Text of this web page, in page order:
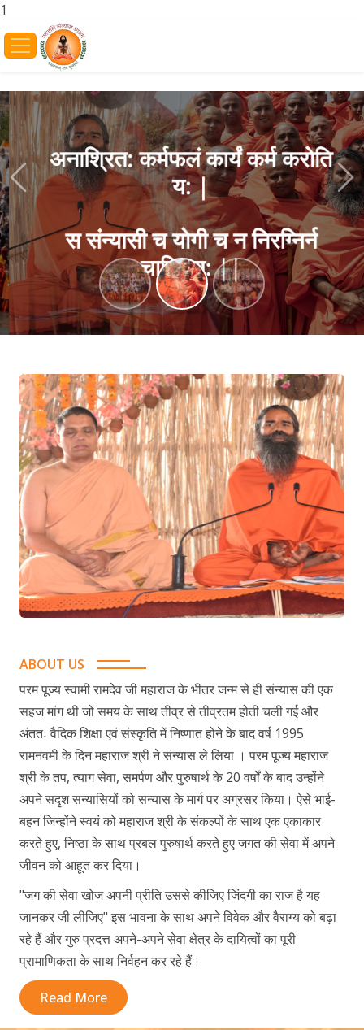
1
अनाश्रित: कर्मफलं कार्यं कर्म करोति
य: |
स संन्यासी च योगी च न निरग्निर्न
चाक्रिय: ||
Previous
ABOUT US
परम पूज्य स्वामी रामदेव जी महाराज के भीतर जन्म से ही संन्यास की एक
सहज मांग थी जो समय के साथ तीव्र से तीव्रतम होती चली गई और
अंततः वैदिक शिक्षा एवं संस्कृति में निष्णात होने के बाद वर्ष 1995
रामनवमी के दिन महाराज श्री ने संन्यास ले लिया । परम पूज्य महाराज
श्री के तप, त्याग सेवा, समर्पण और पुरुषार्थ के 20 वर्षों के बाद उन्होंने
अपने सदृश सन्यासियों को सन्यास के मार्ग पर अग्रसर किया। ऐसे भाई-
बहन जिन्होंने स्वयं को महाराज श्री के संकल्पों के साथ एक एकाकार
करते हुए, निष्ठा के साथ प्रबल पुरुषार्थ करते हुए जगत की सेवा में अपने
जीवन को आहूत कर दिया।
"जग की सेवा खोज अपनी प्रीति उससे कीजिए जिंदगी का राज है यह
जानकर जी लीजिए" इस भावना के साथ अपने विवेक और वैराग्य को बढ़ा
रहे हैं और गुरु प्रदत्त अपने-अपने सेवा क्षेत्र के दायित्वों का पूरी
प्रामाणिकता के साथ निर्वहन कर रहे हैं।
Read More